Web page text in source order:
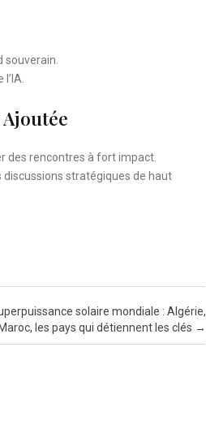
Ajoutée
des rencontres à fort impact.
discussions stratégiques de haut
solaire mondiale : Algérie,
les pays qui détiennent les clés →